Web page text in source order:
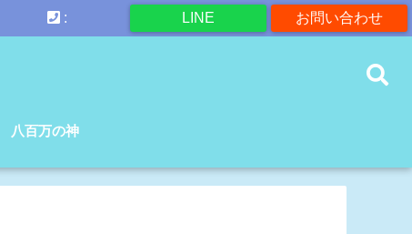
お問い合わせ
LINE
:
八百万の神